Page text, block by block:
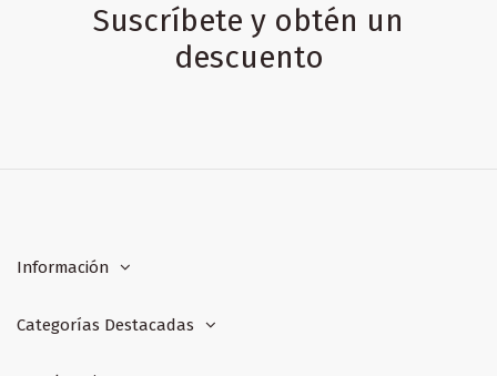
Suscríbete y obtén un
descuento
Información
Categorías Destacadas